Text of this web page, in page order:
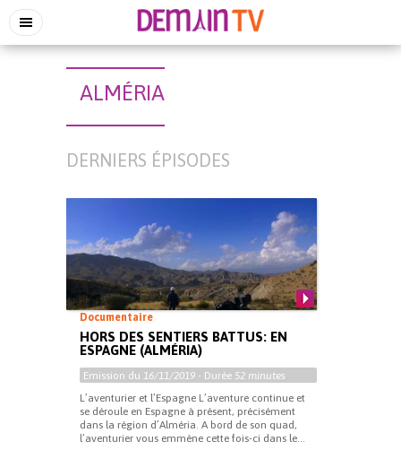
ALMÉRIA
DERNIERS ÉPISODES
Documentaire
HORS DES SENTIERS BATTUS: EN
ESPAGNE (ALMÉRIA)
Emission du 16/11/2019 - Durée 52 minutes
L’aventurier et l’Espagne L’aventure continue et
se déroule en Espagne à présent, précisément
dans la région d’Alméria. A bord de son quad,
l’aventurier vous emmène cette fois-ci dans le...